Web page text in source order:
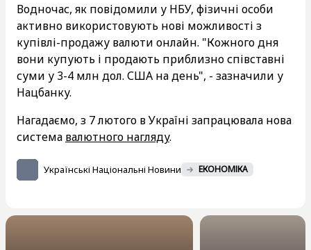
Водночас, як повідомили у НБУ, фізичні особи
активно використовують нові можливості з
купівлі-продажу валюти онлайн. "Кожного дня
вони купують і продають приблизно співставні
суми у 3-4 млн дол. США на день", - зазначили у
Нацбанку.
Нагадаємо, з 7 лютого в Україні запрацювала нова
система валютного нагляду.
Українські Національні Новини ЕКОНОМІКА